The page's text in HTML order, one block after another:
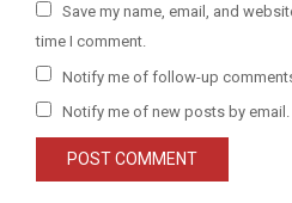
Save my name, email, and
time I comment.
Notify me of follow-up
Notify me of new posts by email.